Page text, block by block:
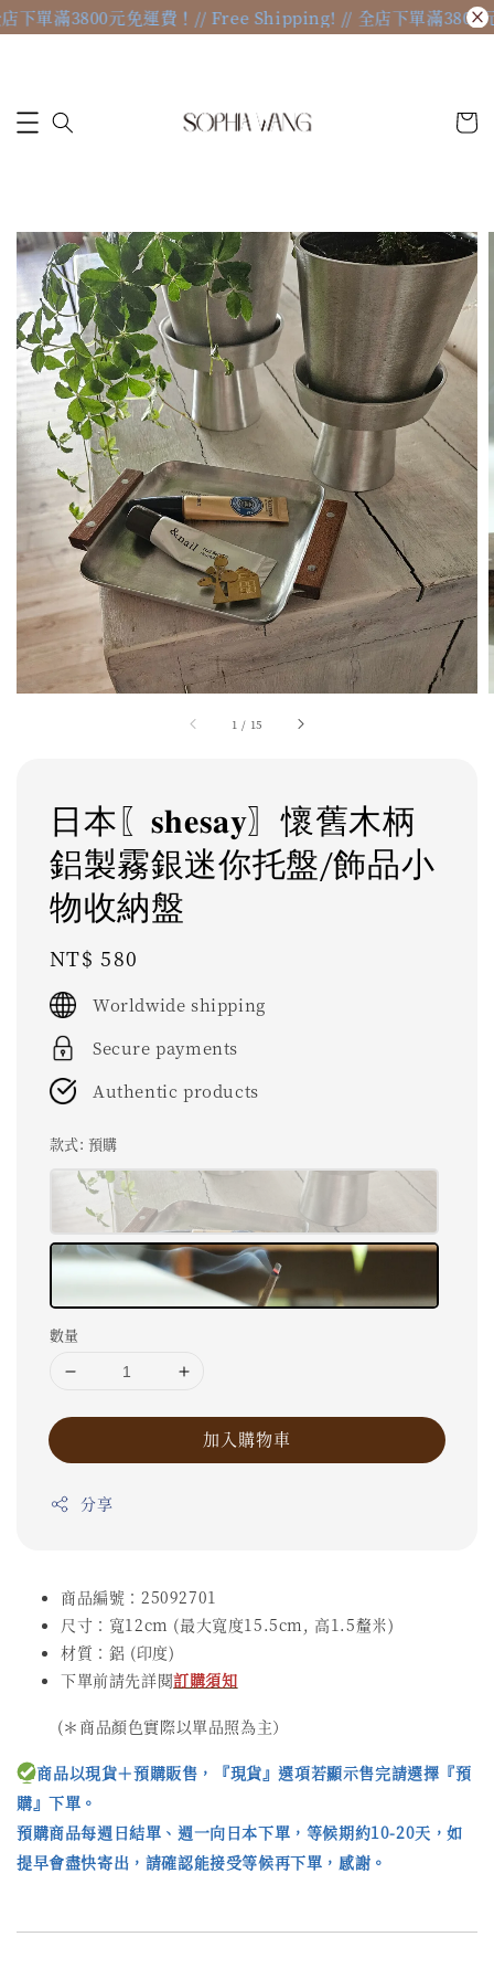
單滿3800元免運費！ // Free Shipping! // 全店下單滿3800元
1 / 15
日本〖𝐬𝐡𝐞𝐬𝐚𝐲〗懷舊木柄
鋁製霧銀迷你托盤/飾品小
物收納盤
Regular
price
NT$ 580
Worldwide shipping
Secure payments
Authentic products
款式: 預購
數量
加入購物車
分享
商品編號：25092701
尺寸：寬12cm (最大寬度15.5cm, 高1.5釐米)
材質：鋁 (印度)
下單前請先詳閱訂購須知
(＊商品顏色實際以單品照為主）
商品以現貨＋預購販售，『現貨』選項若顯示售完請選擇『預
購』下單。
預購商品每週日結單、週一向日本下單，等候期約10-20天，如
提早會盡快寄出，請確認能接受等候再下單，感謝。